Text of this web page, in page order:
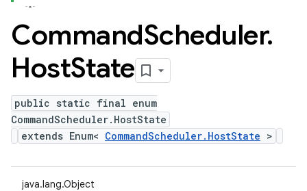
CommandScheduler.
HostState
public static final enum
CommandScheduler.HostState
extends Enum< CommandScheduler.HostState >
java.lang.Object